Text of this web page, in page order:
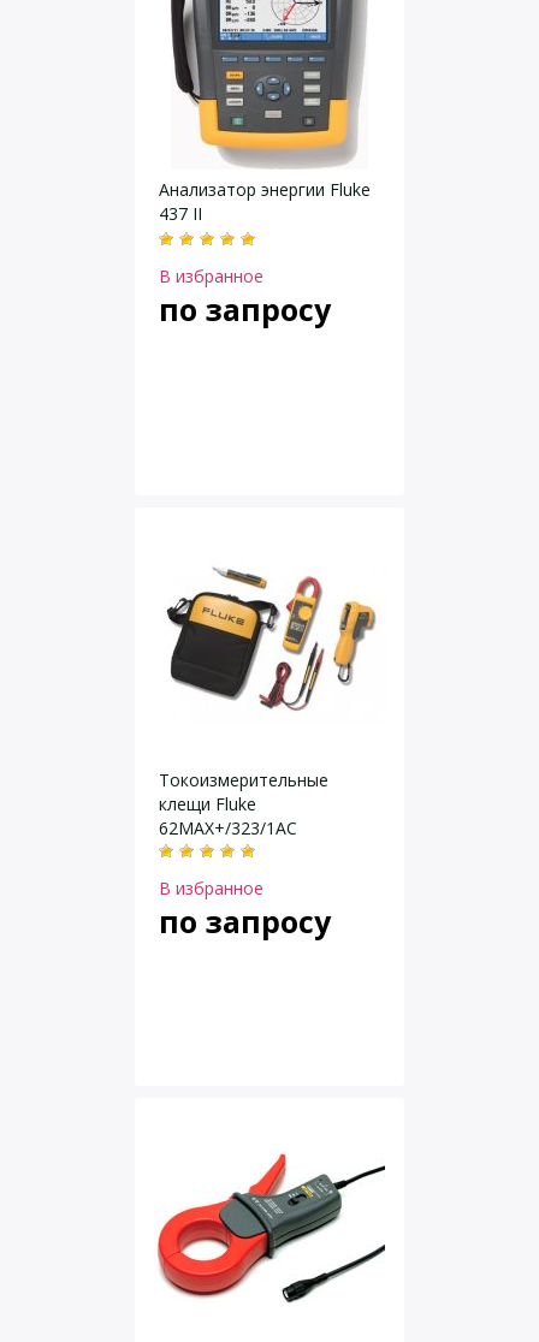
Анализатор энергии Fluke
437 II
В избранное
по запросу
Токоизмерительные
клещи Fluke
62MAX+/323/1AC
В избранное
по запросу